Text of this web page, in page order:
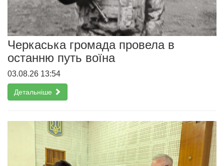
Черкаська громада провела в
останню путь воїна
03.08.26 13:54
Детальніше